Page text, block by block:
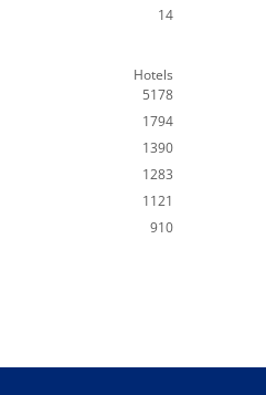
14
Hotels
5178
1794
1390
1283
1121
910